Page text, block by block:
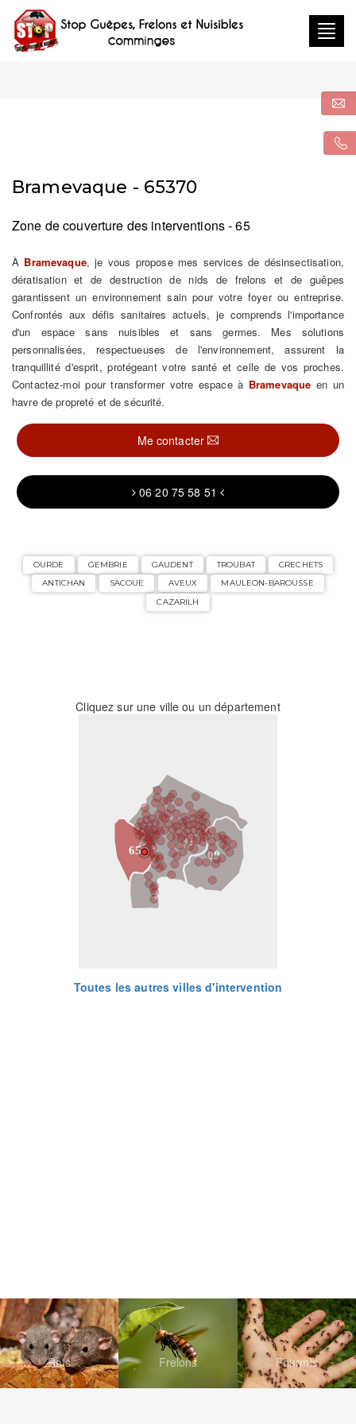
Bramevaque - 65370
Zone de couverture des interventions - 65
À Bramevaque, je vous propose mes services de désinsectisation,
dératisation et de destruction de nids de frelons et de guêpes
garantissent un environnement sain pour votre foyer ou entreprise.
Confrontés aux défis sanitaires actuels, je comprends l'importance
d'un espace sans nuisibles et sans germes. Mes solutions
personnalisées, respectueuses de l'environnement, assurent la
tranquillité d'esprit, protégeant votre santé et celle de vos proches.
Contactez-moi pour transformer votre espace à Bramevaque en un
havre de propreté et de sécurité.
Me contacter
06 20 75 58 51
OURDE GEMBRIE GAUDENT TROUBAT
CRECHETS
ANTICHAN
SACOUE AVEUX
MAULEON-BAROUSSE
CAZARILH
Cliquez sur une ville ou un département
31
09
65
Toutes les autres villes d'intervention
Rats Frelons Fourmis